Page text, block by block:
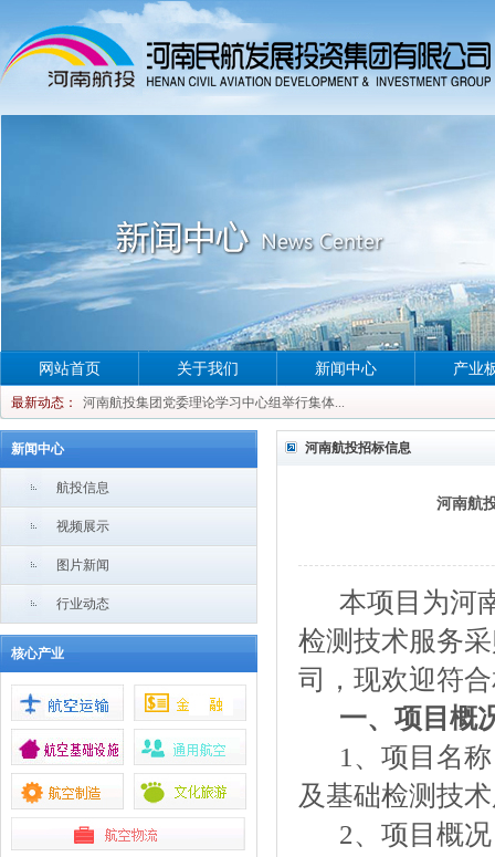
网站首页
最新动态：
河南航投集团党委理论学习中心组举行集体...
河南航投集团党委理论学习中心组举行集体...
河南航投集团党委理论学习中心组举行集体...
河南航投集团党委理论学习中心组举行集体...
关于我们 新闻中心 产业
新闻中心
航投信息
视频展示
图片新闻
行业动态
核心产业
河南航投招标信息
河南航
本项目为河
检测技术服务
司，现欢迎符
一、项目概
1、项目名
及基础检测技
2、项目概